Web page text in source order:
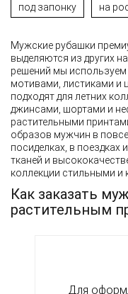
под запонку на
Мужские рубашки
выделяются из других
решений мы
мотивами, листиками и
подходят для летних
джинсами, шортами и
растительными
образов мужчин в
посиделках, в поездках
тканей и
коллекции стильными
Как заказать
растительным
Для